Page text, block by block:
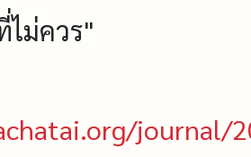
ไม่ควร"
journal/